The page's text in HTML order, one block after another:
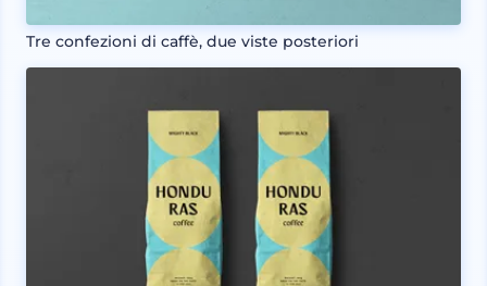
Tre confezioni di caffè, due viste posteriori